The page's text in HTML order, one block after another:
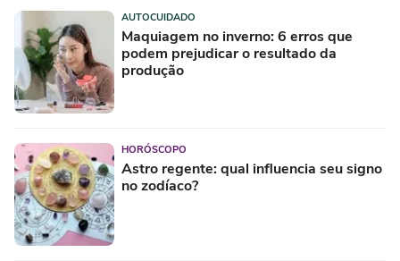
AUTOCUIDADO
Maquiagem no inverno: 6 erros que
podem prejudicar o resultado da
produção
HORÓSCOPO
Astro regente: qual influencia seu signo
no zodíaco?